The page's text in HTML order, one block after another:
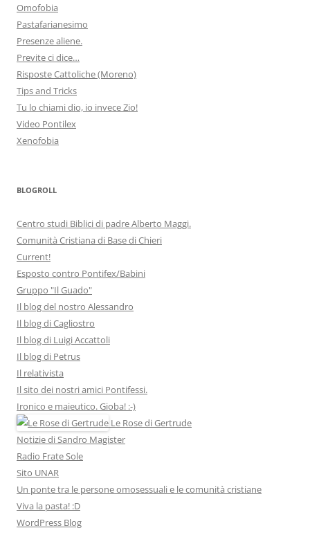
Omofobia
Pastafarianesimo
Presenze aliene.
Previte ci dice…
Risposte Cattoliche (Moreno)
Tips and Tricks
Tu lo chiami dio, io invece Zio!
Video Pontilex
Xenofobia
BLOGROLL
Centro studi Biblici di padre Alberto Maggi.
Comunità Cristiana di Base di Chieri
Current!
Esposto contro Pontifex/Babini
Gruppo "Il Guado"
Il blog del nostro Alessandro
Il blog di Cagliostro
Il blog di Luigi Accattoli
Il blog di Petrus
Il relativista
Il sito dei nostri amici Pontifessi.
Ironico e maieutico. Gioba! :-)
Le Rose di Gertrude
Notizie di Sandro Magister
Radio Frate Sole
Sito UNAR
Un ponte tra le persone omosessuali e le comunità cristiane
Viva la pasta! :D
WordPress Blog